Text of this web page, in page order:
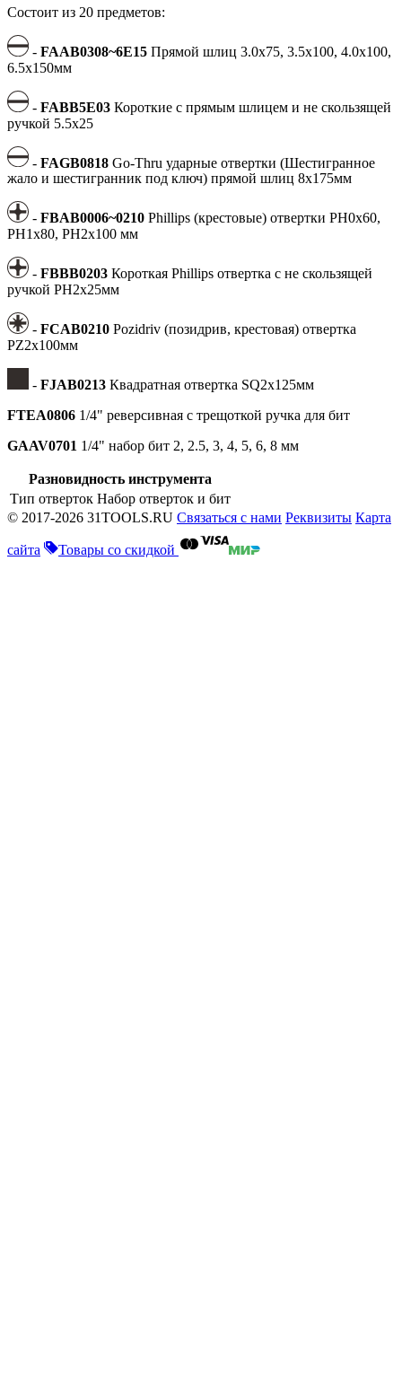
Состоит из 20 предметов:
- FAAB0308~6E15Прямой шлиц 3.0x75, 3.5x100, 4.0x100,
6.5x150мм
- FABB5E03Короткие с прямым шлицем и не скользящей
ручкой 5.5x25
- FAGB0818Go-Thru ударные отвертки (Шестигранное
жало и шестигранник под ключ) прямой шлиц 8x175мм
- FBAB0006~0210 Phillips (крестовые) отвертки PH0x60,
PH1x80, PH2x100 мм
- FBBB0203 Короткая Phillips отвертка с не скользящей
ручкой PH2x25мм
- FCAB0210 Pozidriv (позидрив, крестовая) отвертка
PZ2x100мм
- FJAB0213Квадратная отвертка SQ2x125мм
FTEA0806 1/4" реверсивная с трещоткой ручка для бит
GAAV0701 1/4" набор бит 2, 2.5, 3, 4, 5, 6, 8 мм
Разновидность инструмента
Тип отверток Набор отверток и бит
© 2017-2026 31TOOLS.RU Связаться с нами Реквизиты Карта
сайта Товары со скидкой